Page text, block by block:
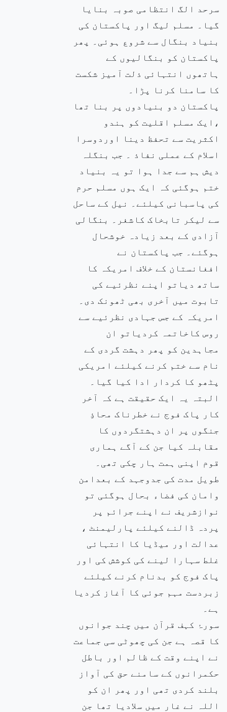
سرحد الگ انتظامی صوبہ بنایا
گیا۔ مسلم لیگ اور پاکستان کی
بنیاد بنگال سے شروع ہوئی۔ پھر
پاکستان کو بنگالیوں کے
ہاتھوں انتہائی ذلت آمیز شکست
کا سامنا کرنا پڑا۔
پاکستان دو بنیادوں پر بنا تھا
،ایک مسلم اقلیت کو ہندو
اکثریت سے تحفظ دینا اوردوسرا
اسلام کے عملی نفاذ ۔ جب بنگلہ
دیش ہم سے جدا ہوا تو یہ بنیاد
ختم ہوگئی کہ ایک ہوں مسلم حرم
کی پاسبانی کیلئے۔ نیل کے ساحل
سے لیکر تابخاک کاشغر۔ بنگالی
آزادی کے بعد زیادہ خوشحال
ہوگئے۔ جب پاکستان نے
افغانستان کے خلاف امریکہ کا
ساتھ دیاتو اپنے نظرئیے کی
تابوت میں آخری بھی ٹھونک دی۔
امریکہ کے جس جہادی نظرئیے سے
روس کاخاتمہ کردیاتو ان
مجاہدین کو پھر دہشت گردی کے
نام سے ختم کرنے کیلئے امریکی
پٹھو کا کردار ادا کیا گیا۔
البتہ یہ ایک حقیقت ہے کہ آخر
کار پاک فوج نے خطرناک محاذِ
جنگوں پر ان دہشتگردوں کا
مقابلہ کیا جن کے آگے ہماری
قوم اپنی ہمت ہار چکی تھی۔
طویل مدت کی جدوجہد کے بعدامن
وامان کی فضاء بحال ہوگئی تو
نوازشریف نے اپنے جرائم پر
پردہ ڈالنے کیلئے پارلیمنٹ ،
عدالت اور میڈیا کا انتہائی
غلط سہارا لینے کی کوشش کی اور
پاک فوج کو بدنام کرنے کیلئے
زبردست مہم جوئی کا آغاز کردیا
ہے۔
سورۂ کہف قرآن میں چند جوانوں
کا قصہ ہے جن کی چھوٹی سی جماعت
نے اپنے وقت کے ظالم اور باطل
حکمرانوں کے سامنے حق کی آواز
بلند کردی تھی اور پھر ان کو
اللہ نے غار میں سلادیا تھا جن